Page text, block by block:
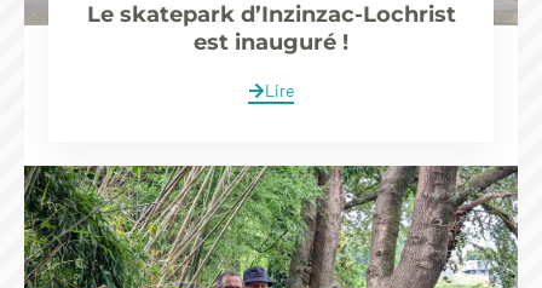
Le skatepark d’Inzinzac-Lochrist
est inauguré !
Lire